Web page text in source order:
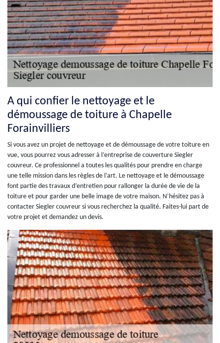
A qui confier le nettoyage et le
démoussage de toiture à Chapelle
Forainvilliers
Si vous avez un projet de nettoyage et de démoussage de votre toiture en
vue, vous pourrez vous adresser à l‘entreprise de couverture Siegler
couvreur. Ce professionnel a toutes les qualités pour prendre en charge
une telle mission dans les règles de l’art. Le nettoyage et le démoussage
font partie des travaux d’entretien pour rallonger la durée de vie de la
toiture et pour garder une belle image de votre maison. N’hésitez pas à
contacter Siegler couvreur si vous recherchez la qualité. Faites-lui part de
votre projet et demandez un devis.